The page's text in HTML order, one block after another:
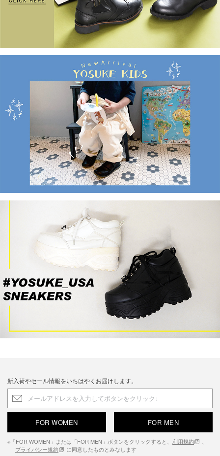
新入荷やセール情報をいちはやくお届けします。
FOR WOMEN FOR MEN
※「FOR WOMEN」または「FOR MEN」ボタンをクリックすると、 利用規約
、
プライバシー規約
に同意したものとみなします